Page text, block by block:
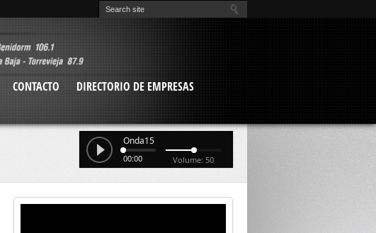
CONTACTO
DIRECTORIO DE EMPRESAS
Onda15
00:00 Volume: 50